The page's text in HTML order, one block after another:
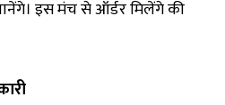
इस मंच से ऑर्डर मिलेंगे की